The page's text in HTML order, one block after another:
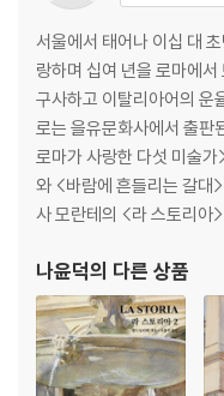
서울에서 태어나 이십 대
랑하며 십여 년을 로마에
구사하고 이탈리아어의 운
로는 을유문화사에서 출판
로마가 사랑한 다섯 미술
와 <바람에 흔들리는 갈대
사 모란테의 <라 스토리아
나윤덕의 다른 상품